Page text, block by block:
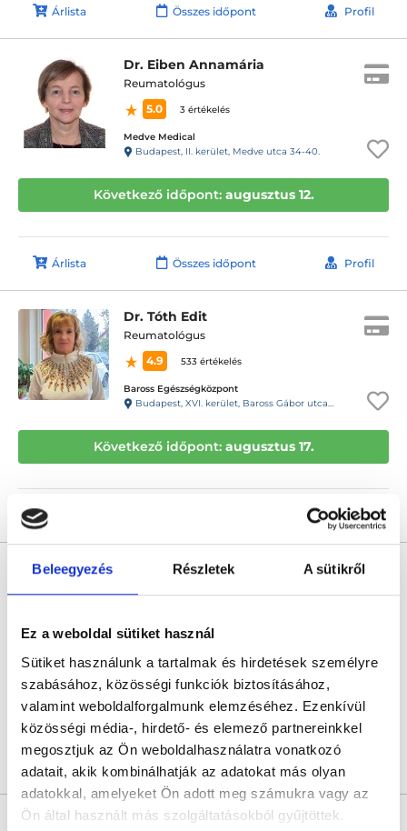
Beleegyezés Részletek A sütikről
Ez a weboldal sütiket használ
Sütiket használunk a tartalmak és hirdetések személyre
szabásához, közösségi funkciók biztosításához,
valamint weboldalforgalmunk elemzéséhez. Ezenkívül
közösségi média-, hirdető- és elemező partnereinkkel
megosztjuk az Ön weboldalhasználatra vonatkozó
adatait, akik kombinálhatják az adatokat más olyan
adatokkal, amelyeket Ön adott meg számukra vagy az
Ön által használt más szolgáltatásokból gyűjtöttek.
Árlista Összes időpont Profil
Dr. Eiben Annamária
Reumatológus
5.0
3 értékelés
Medve Medical
Budapest, II. kerület, Medve utca 34-40.
Következő időpont: augusztus 12.
Árlista Összes időpont Profil
Dr. Tóth Edit
Reumatológus
4.9
533 értékelés
Baross Egészségközpont
Budapest, XVI. kerület, Baross Gábor utca 40.
Következő időpont: augusztus 17.
Profil
Dr. Mikó Ibolya
Dolomit-Med Orvosi Centrum
Következő időpont:szeptember 01.
Árlista Összes időpont Profil
Dr. Vereckei Edit